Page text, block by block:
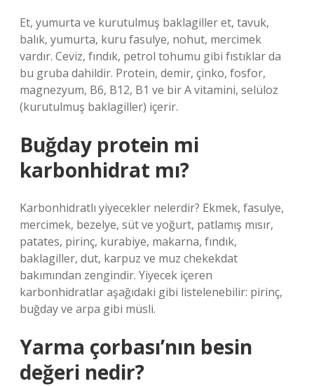
Et, yumurta ve kurutulmuş baklagiller et, tavuk,
balık, yumurta, kuru fasulye, nohut, mercimek
vardır. Ceviz, fındık, petrol tohumu gibi fıstıklar da
bu gruba dahildir. Protein, demir, çinko, fosfor,
magnezyum, B6, B12, B1 ve bir A vitamini, selüloz
(kurutulmuş baklagiller) içerir.
Buğday protein mi
karbonhidrat mı?
Karbonhidratlı yiyecekler nelerdir? Ekmek, fasulye,
mercimek, bezelye, süt ve yoğurt, patlamış mısır,
patates, pirinç, kurabiye, makarna, fındık,
baklagiller, dut, karpuz ve muz chekekdat
bakımından zengindir. Yiyecek içeren
karbonhidratlar aşağıdaki gibi listelenebilir: pirinç,
buğday ve arpa gibi müsli.
Yarma çorbası’nın besin
değeri nedir?